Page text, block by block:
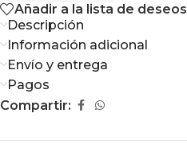
Añadir a la lista de deseos
Descripción
Información adicional
Envío y entrega
Pagos
Compartir: